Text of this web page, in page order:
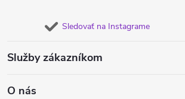
Sledovať na Instagrame
Služby zákazníkom
O nás